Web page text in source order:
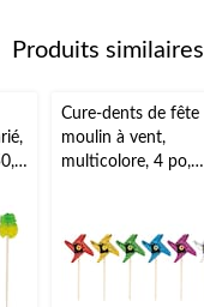
Produits similaires
Cure-dents de fête
moulin à vent,
multicolore, 4 po,
/fête estivale